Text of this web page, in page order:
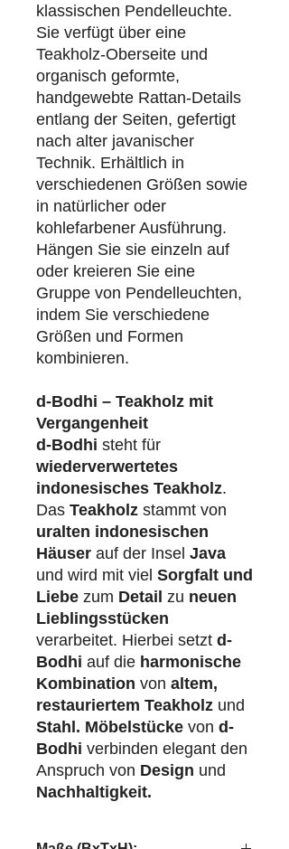
klassischen Pendelleuchte.
Sie verfügt über eine
Teakholz-Oberseite und
organisch geformte,
handgewebte Rattan-Details
entlang der Seiten, gefertigt
nach alter javanischer
Technik. Erhältlich in
verschiedenen Größen sowie
in natürlicher oder
kohlefarbener Ausführung.
Hängen Sie sie einzeln auf
oder kreieren Sie eine
Gruppe von Pendelleuchten,
indem Sie verschiedene
Größen und Formen
kombinieren.
d-Bodhi – Teakholz mit
Vergangenheit
d-Bodhi steht für
wiederverwertetes
indonesisches Teakholz.
Das Teakholz stammt von
uralten indonesischen
Häuser auf der Insel Java
und wird mit viel Sorgfalt und
Liebe zum Detail zu neuen
Lieblingsstücken
verarbeitet. Hierbei setzt d-
Bodhi auf die harmonische
Kombination von altem,
restauriertem Teakholz und
Stahl. Möbelstücke von d-
Bodhi verbinden elegant den
Anspruch von Design und
Nachhaltigkeit.